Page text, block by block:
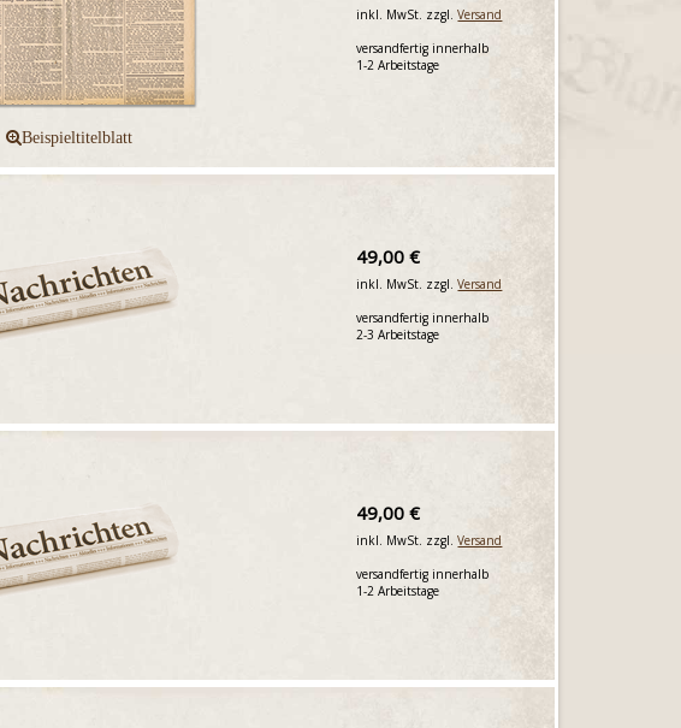
inkl. MwSt. zzgl.Versand
versandfertig innerhalb
1-2 Arbeitstage
49,00 €
inkl. MwSt. zzgl.Versand
versandfertig innerhalb
2-3 Arbeitstage
49,00 €
inkl. MwSt. zzgl.Versand
versandfertig innerhalb
1-2 Arbeitstage